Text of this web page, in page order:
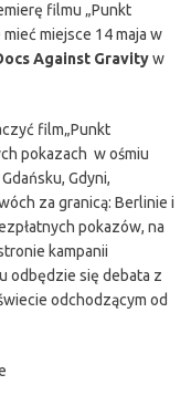
filmu „Punkt
miejsce 14 maja w
Against Gravityw
film„Punkt
pokazach w ośmiu
Gdyni,
za granicą: Berlinie i
pokazów, na
kampanii
odbędzie się debata z
odchodzącym od